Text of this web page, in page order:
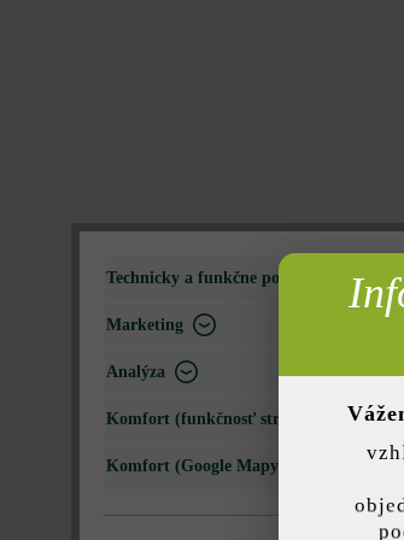
Technicky a funkčne potrebné
Marketing
Analýza
Komfort (funkčnosť stránky)
Komfort (Google Mapy)